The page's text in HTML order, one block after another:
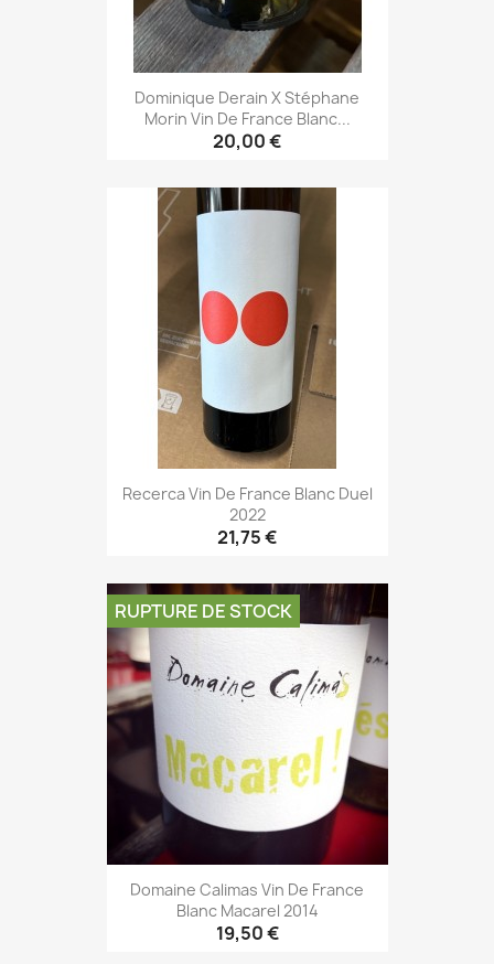
Dominique Derain X Stéphane
Morin Vin De France Blanc...
20,00 €
Recerca Vin De France Blanc Duel
2022
21,75 €
Domaine Calimas Vin De France
Blanc Macarel 2014
19,50 €
RUPTURE DE STOCK